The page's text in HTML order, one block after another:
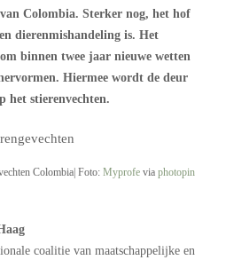
van Colombia. Sterker nog, het hof
dierenmishandeling is. Het
binnen twee jaar nieuwe wetten
Hiermee wordt de deur
het stierenvechten.
Colombia| Foto: Myprofe via photopin
coalitie van maatschappelijke en